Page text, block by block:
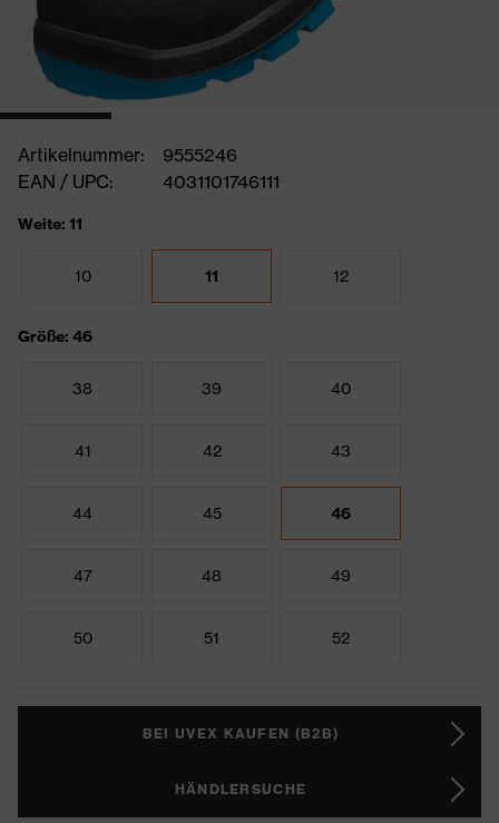
Artikelnummer:
9555246
EAN / UPC:
4031101746111
Weite: 11
10 11 12
Größe: 46
38 39 40
41 42 43
44 45 46
47 48 49
50 51 52
BEI UVEX KAUFEN (B2B)
HÄNDLERSUCHE